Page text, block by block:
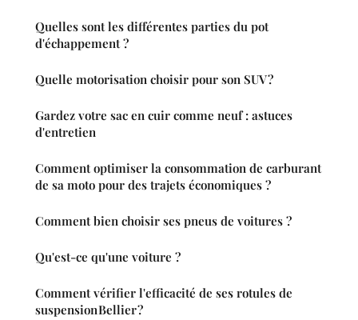
Quelles sont les différentes parties du pot
d'échappement ?
Quelle motorisation choisir pour son SUV ?
Gardez votre sac en cuir comme neuf : astuces
d'entretien
Comment optimiser la consommation de carburant
de sa moto pour des trajets économiques ?
Comment bien choisir ses pneus de voitures ?
Qu'est-ce qu'une voiture ?
Comment vérifier l'efficacité de ses rotules de
suspension Bellier ?